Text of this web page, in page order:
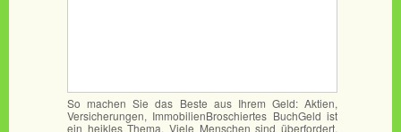
So machen Sie das Beste aus Ihrem Geld: Aktien,
Versicherungen, ImmobilienBroschiertes BuchGeld ist
ein heikles Thema. Viele Menschen sind überfordert,